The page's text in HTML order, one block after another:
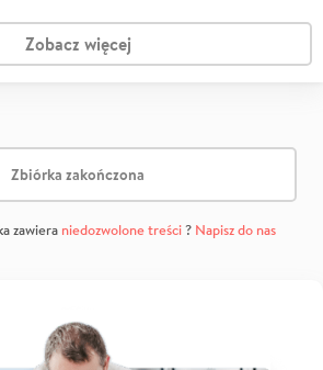
Zobacz więcej
Zbiórka zakończona
zawiera niedozwolone treści? Napisz do nas